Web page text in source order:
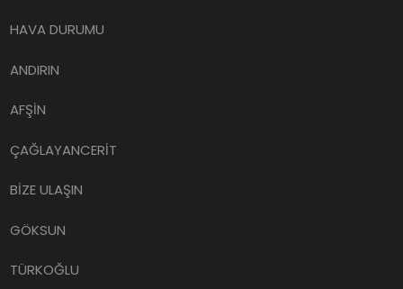
HAVA DURUMU
ANDIRIN
AFŞİN
ÇAĞLAYANCERİT
BİZE ULAŞIN
GÖKSUN
TÜRKOĞLU